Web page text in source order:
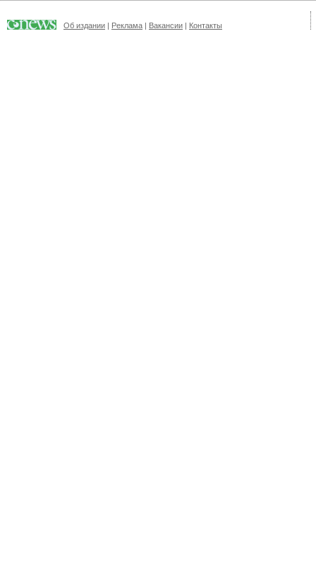
Об издании | Реклама | Вакансии | Контакты